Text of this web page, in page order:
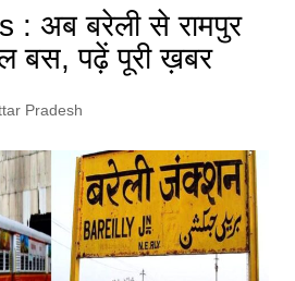
: अब बरेली से रामपुर
बस, पढ़ें पूरी ख़बर
Pradesh